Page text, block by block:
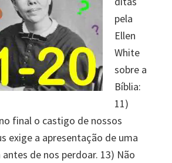
pela
Ellen
White
sobre a
Bíblia:
11)
final o castigo de nossos
exige a apresentação de uma
de nos perdoar. 13) Não